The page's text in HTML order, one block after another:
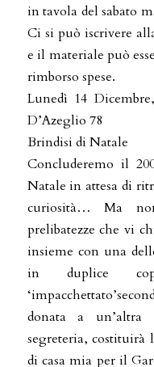
in tavola del sabato
Ci si può iscrivere
e il materiale può
rimborso spese.
Lunedì 14
D’Azeglio 78
Brindisi di Natale
Concluderemo il
Natale in attesa di
curiosità… Ma
prelibatezze che vi
insieme con una
in duplice
donata a
segreteria, costituirà
di casa mia per il